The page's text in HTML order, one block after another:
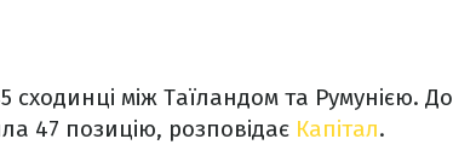
між Таїландом та Румунією. До
47 позицію, розповідає Капітал.